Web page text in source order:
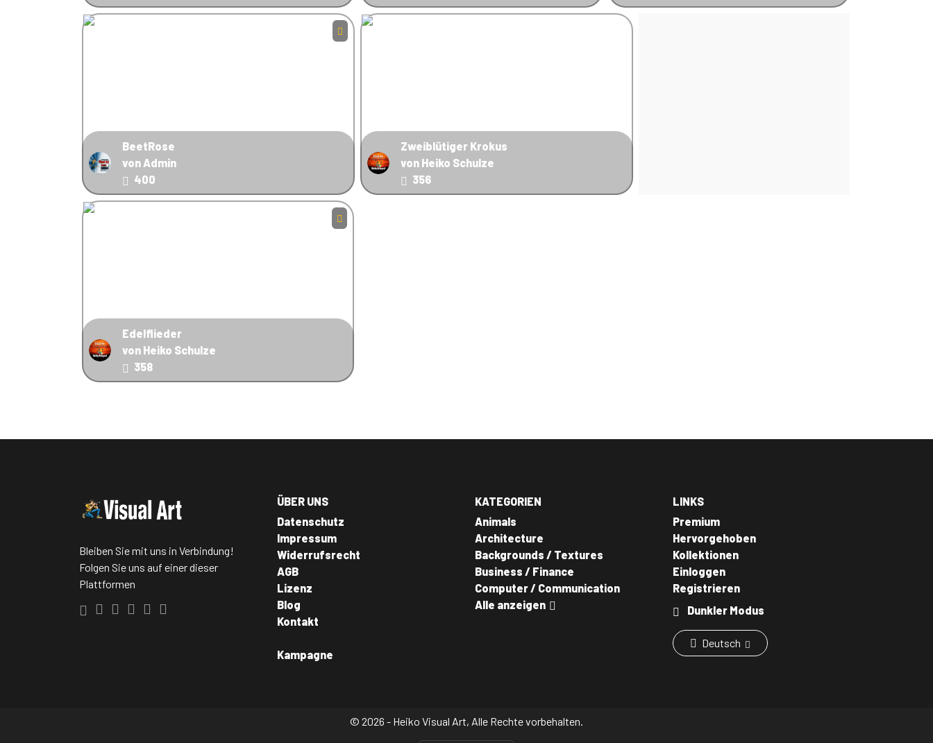
BeetRose
von Admin
400
Zweiblütiger Krokus
von Heiko Schulze
356
Edelflieder
von Heiko Schulze
358
Bleiben Sie mit uns in Verbindung!
Folgen Sie uns auf einer dieser
Plattformen
ÜBER UNS
Datenschutz
Impressum
Widerrufsrecht
AGB
Lizenz
Blog
Kontakt
Kampagne
KATEGORIEN
Animals
Architecture
Backgrounds / Textures
Business / Finance
Computer / Communication
Alle anzeigen
LINKS
Premium
Hervorgehoben
Kollektionen
Einloggen
Registrieren
Dunkler Modus
Deutsch
© 2026 - Heiko Visual Art, Alle Rechte vorbehalten.